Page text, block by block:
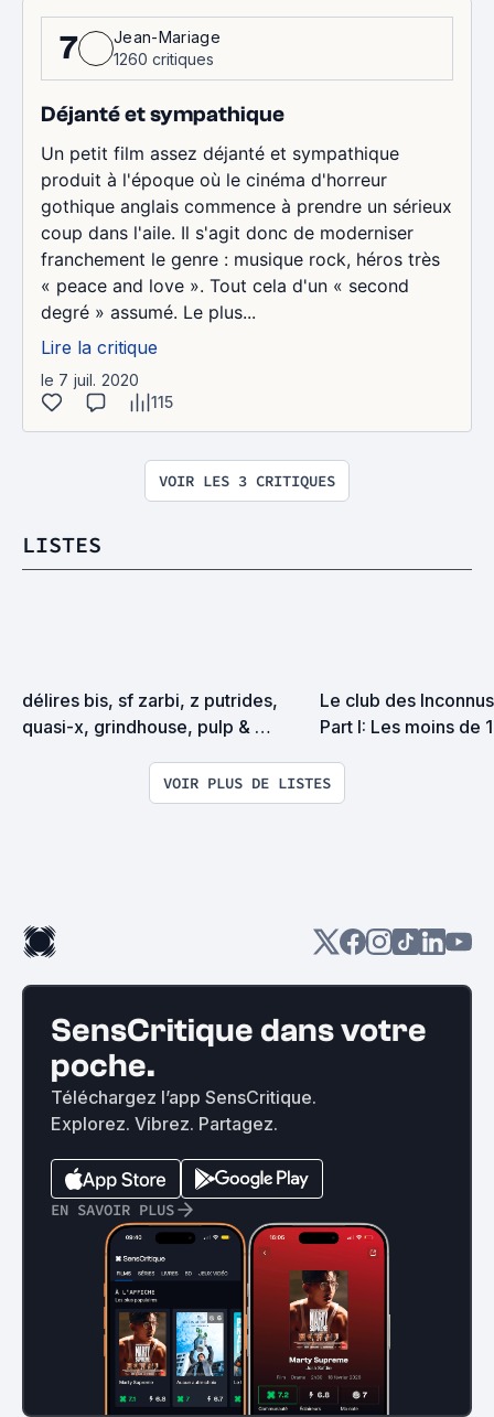
7
Jean-Mariage
1260 critiques
Déjanté et sympathique
Un petit film assez déjanté et sympathique
produit à l'époque où le cinéma d'horreur
gothique anglais commence à prendre un sérieux
coup dans l'aile. Il s'agit donc de moderniser
franchement le genre : musique rock, héros très
« peace and love ». Tout cela d'un « second
degré » assumé. Le plus...
Lire la critique
le 7 juil. 2020
115
VOIR LES 3 CRITIQUES
LISTES
délires bis, sf zarbi, z putrides,
quasi-x, grindhouse, pulp &
Le club des
Part I: Les moins de
VOIR PLUS DE LISTES
SensCritique dans votre
poche.
Téléchargez l’app SensCritique.
Explorez. Vibrez. Partagez.
EN SAVOIR PLUS